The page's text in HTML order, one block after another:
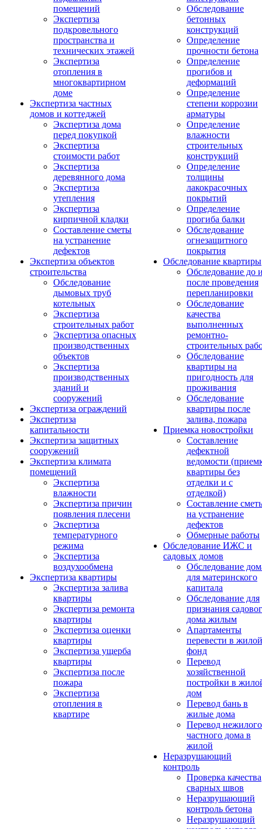
помещений
Экспертиза
подкровельного
пространства и
технических этажей
Экспертиза
отопления в
многоквартирном
доме
Экспертиза частных
домов и коттеджей
Экспертиза дома
перед покупкой
Экспертиза
стоимости работ
Экспертиза
деревянного дома
Экспертиза
утепления
Экспертиза
кирпичной кладки
Составление сметы
на устранение
дефектов
Экспертиза объектов
строительства
Обследование
дымовых труб
котельных
Экспертиза
строительных работ
Экспертиза опасных
производственных
объектов
Экспертиза
производственных
зданий и
сооружений
Экспертиза ограждений
Экспертиза
капитальности
Экспертиза защитных
сооружений
Экспертиза климата
помещений
Экспертиза
влажности
Экспертиза причин
появления плесени
Экспертиза
температурного
режима
Экспертиза
воздухообмена
Экспертиза квартиры
Экспертиза залива
квартиры
Экспертиза ремонта
квартиры
Экспертиза оценки
квартиры
Экспертиза ущерба
квартиры
Экспертиза после
пожара
Экспертиза
отопления в
квартире
Обследование
бетонных
конструкций
Определение
прочности бетона
Определение
прогибов и
деформаций
Определение
степени коррозии
арматуры
Определение
влажности
строительных
конструкций
Определение
толщины
лакокрасочных
покрытий
Определение
прогиба балки
Обследование
огнезащитного
покрытия
Обследование квартиры
Обследование до
после проведения
перепланировки
Обследование
качества
выполненных
ремонтно-
строительных
Обследование
квартиры на
пригодность для
проживания
Обследование
квартиры после
залива, пожара
Приемка новостройки
Составление
дефектной
ведомости
квартиры без
отделки и с
отделкой)
Составление
на устранение
дефектов
Обмерные работы
Обследование ИЖС и
садовых домов
Обследование
для материнского
капитала
Обследование для
признания
дома жилым
Апартаменты
перевести в жилой
фонд
Перевод
хозяйственной
постройки в
дом
Перевод бань в
жилые дома
Перевод нежилого
частного дома в
жилой
Неразрушающий
контроль
Проверка качества
сварных швов
Неразрушающий
контроль бетона
Неразрушающий